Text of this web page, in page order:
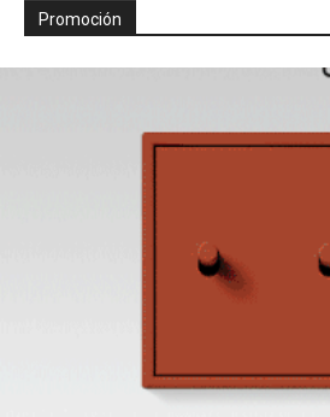
Promoción